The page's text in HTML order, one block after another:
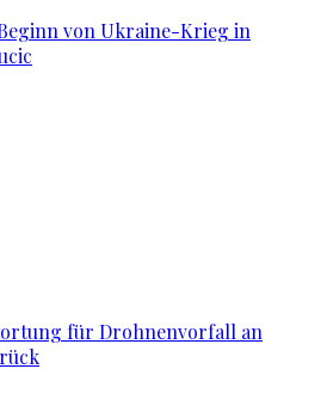
von Ukraine-Krieg in
für Drohnenvorfall an